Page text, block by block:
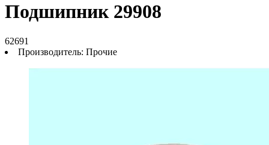
Подшипник 29908
62691
Производитель: Прочие